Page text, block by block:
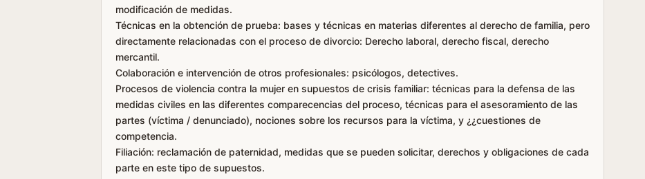
modificación de medidas.
Técnicas en la obtención de prueba: bases y técnicas en materias diferentes al derecho de familia, pero
directamente relacionadas con el proceso de divorcio: Derecho laboral, derecho fiscal, derecho
mercantil.
Colaboración e intervención de otros profesionales: psicólogos, detectives.
Procesos de violencia contra la mujer en supuestos de crisis familiar: técnicas para la defensa de las
medidas civiles en las diferentes comparecencias del proceso, técnicas para el asesoramiento de las
partes (víctima / denunciado), nociones sobre los recursos para la víctima, y ¿¿cuestiones de
competencia.
Filiación: reclamación de paternidad, medidas que se pueden solicitar, derechos y obligaciones de cada
parte en este tipo de supuestos.